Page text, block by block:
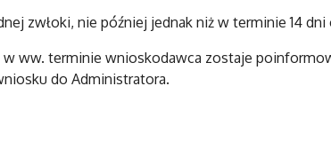
zwłoki, nie później jednak niż w terminie 14 dni
w ww. terminie wnioskodawca zostaje
do Administratora.